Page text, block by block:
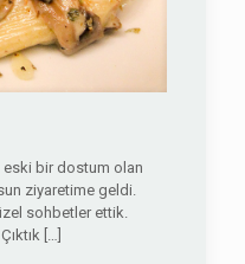
eski bir dostum olan
ziyaretime geldi.
sohbetler ettik.
[…]